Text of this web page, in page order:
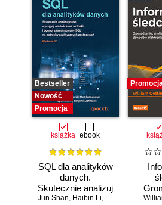
Bestseller
Nowość
Promocja
książka ebook
SQL dla analityków
danych.
Skutecznie analizuj
dane, wyciągaj
Jun Shan, Haibin Li, Matt Goldwasser,